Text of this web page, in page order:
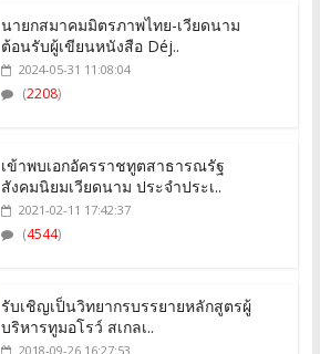
นายกสมาคมมิตรภาพไทย-เวียดนาม
ต้อนรับผู้เขียนหนังสือ Déj..
2024-05-31 11:08:04
(2208)
เข้าพบเอกอัครราชทูตสาธารณรัฐ
สังคมนิยมเวียดนาม ประจำประเ..
2021-02-11 17:42:37
(4544)
รับเชิญเป็นวิทยากรบรรยายหลักสูตรผู้
บริหารทูมอโรว์ สเกลเ..
2018-09-26 16:27:53